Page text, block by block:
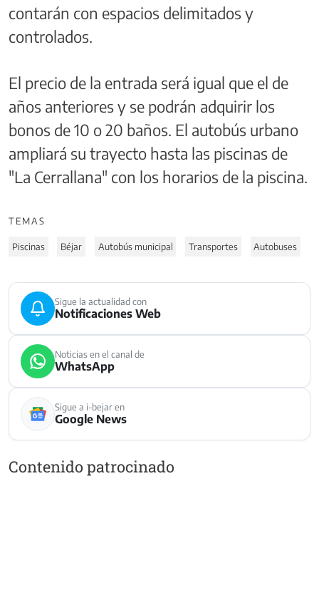
contarán con espacios delimitados y
controlados.
El precio de la entrada será igual que el de
años anteriores y se podrán adquirir los
bonos de 10 o 20 baños. El autobús urbano
ampliará su trayecto hasta las piscinas de
"La Cerrallana" con los horarios de la piscina.
TEMAS
Piscinas Béjar Autobús municipal Transportes Autobuses
Sigue la actualidad con
Notificaciones Web
Noticias en el canal de
WhatsApp
Sigue a i-bejar en
Google News
Contenido patrocinado